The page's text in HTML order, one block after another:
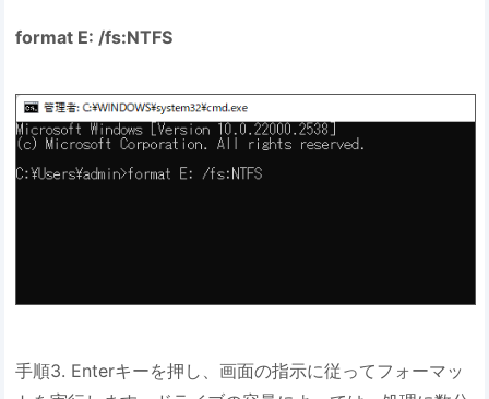
format E: /fs:NTFS
手順3. Enterキーを押し、画面の指示に従ってフォーマッ